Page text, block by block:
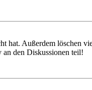
hat. Außerdem löschen
an den Diskussionen teil!